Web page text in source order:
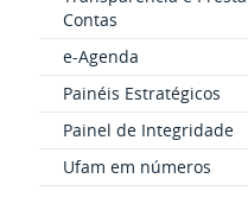
Contas
e-Agenda
Painéis Estratégicos
Painel de Integridade
Ufam em números